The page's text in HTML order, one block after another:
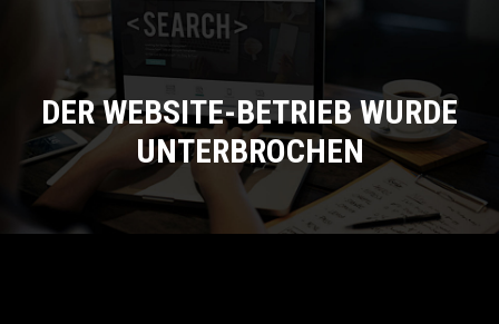
DER WEBSITE-BETRIEB WURDE
UNTERBROCHEN